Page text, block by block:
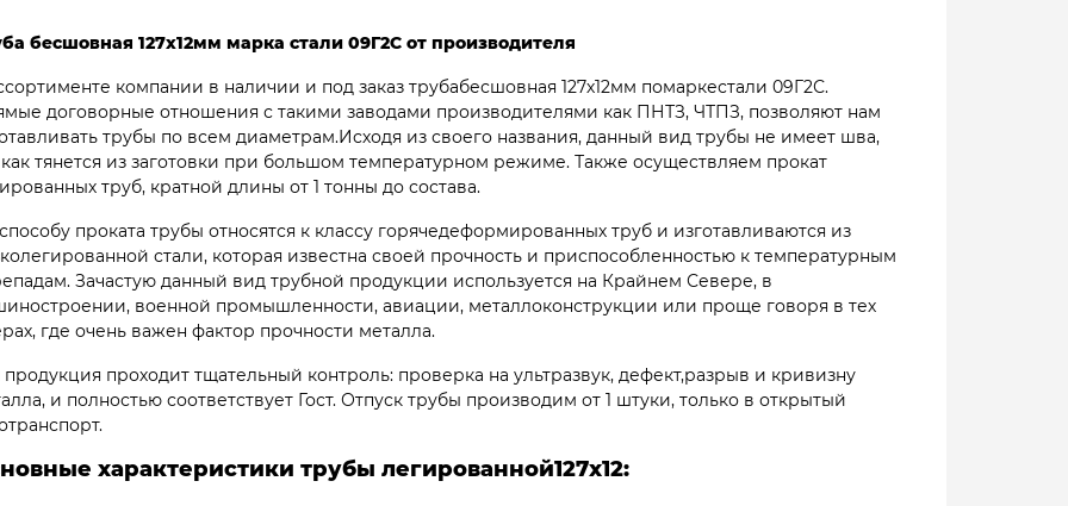
бесшовная 127х12мм марка стали 09Г2С от производителя
компании в наличии и под заказ трубабесшовная 127х12мм помаркестали 09Г2С.
договорные отношения с такими заводами производителями как ПНТЗ, ЧТПЗ, позволяют нам
трубы по всем диаметрам.Исходя из своего названия, данный вид трубы не имеет шва,
как тянется из заготовки при большом температурном режиме. Также осуществляем прокат
труб, кратной длины от 1 тонны до состава.
проката трубы относятся к классу горячедеформированных труб и изготавливаются из
стали, которая известна своей прочность и приспособленностью к температурным
Зачастую данный вид трубной продукции используется на Крайнем Севере, в
военной промышленности, авиации, металлоконструкции или проще говоря в тех
где очень важен фактор прочности металла.
продукция проходит тщательный контроль: проверка на ультразвук, дефект,разрыв и кривизну
и полностью соответствует Гост. Отпуск трубы производим от 1 штуки, только в открытый
характеристики трубы легированной127х12: